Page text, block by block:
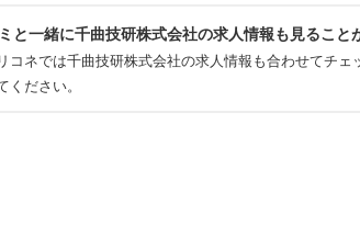
と一緒に千曲技研株式会社の求人情報も見ること
コネでは千曲技研株式会社の求人情報も合わせてチ
ください。